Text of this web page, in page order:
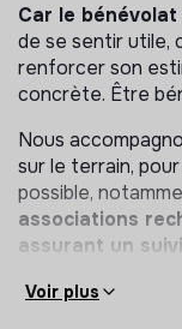
Car le
de se sentir utile,
renforcer son
concrète. Être
Nous
sur le terrain,
possible,
associations
assurant un
Nous sommes
Voir plus